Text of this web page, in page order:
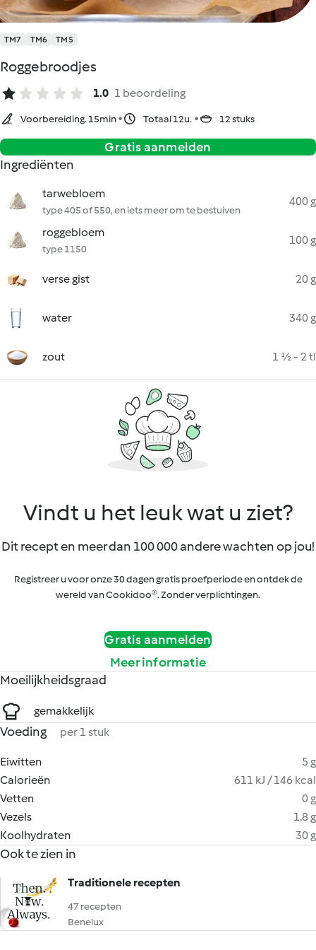
TM7 TM6 TM5
Roggebroodjes
1.0 1 beoordeling
Voorbereiding. 15min Totaal 12u. 12 stuks
Gratis aanmelden
Ingrediënten
tarwebloem
type 405 of 550, en iets meer om te bestuiven
400 g
roggebloem
type 1150
100 g
verse gist 20 g
water 340 g
zout 1 ½ - 2 tl
Vindt u het leuk wat u ziet?
Dit recept en meer dan 100 000 andere wachten op jou!
Registreer u voor onze 30 dagen gratis proefperiode en ontdek de
wereld van Cookidoo®. Zonder verplichtingen.
Gratis aanmelden
Meer informatie
Moeilijkheidsgraad
gemakkelijk
Voeding per 1 stuk
Eiwitten
5 g
Calorieën
611 kJ / 146 kcal
Vetten
0 g
Vezels
1.8 g
Koolhydraten
30 g
Ook te zien in
Traditionele recepten
47 recepten
Benelux